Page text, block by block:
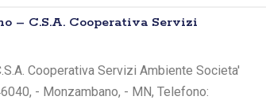
– C.S.A. Cooperativa Servizi
Cooperativa Servizi Ambiente Societa'
- Monzambano, - MN, Telefono: